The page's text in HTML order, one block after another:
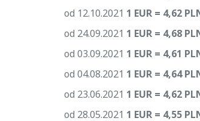
od 12.10.2021 1 EUR = 4,62
od 24.09.2021 1 EUR = 4,68
od 03.09.2021 1 EUR = 4,61
od 04.08.2021 1 EUR = 4,64
od 23.06.2021 1 EUR = 4,62
od 28.05.2021 1 EUR = 4,55